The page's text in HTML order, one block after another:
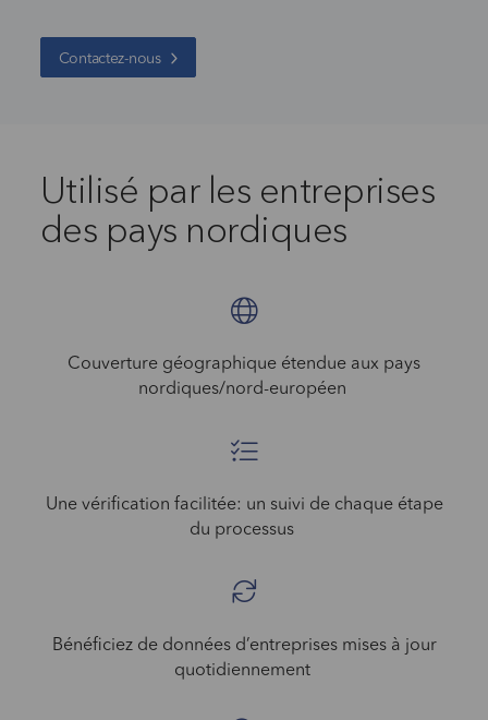
Contactez-nous
Utilisé par les entreprises
des pays nordiques
Couverture géographique étendue aux pays
nordiques/nord-européen
Une vérification facilitée: un suivi de chaque étape
du processus
Bénéficiez de données d’entreprises mises à jour
quotidiennement